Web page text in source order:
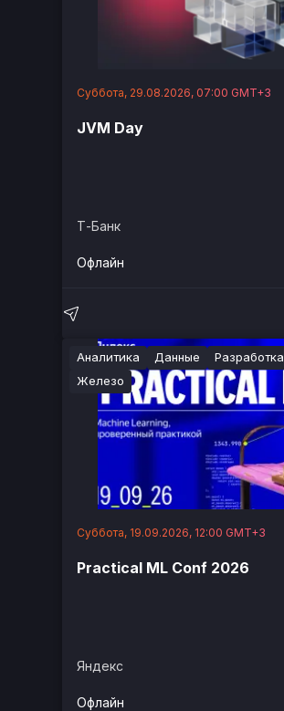
Суббота, 29.08.2026, 07:00 GMT+3
JVM Day
Т-Банк
Офлайн
Аналитика Данные Разработка
Железо
Суббота, 19.09.2026, 12:00 GMT+3
Practical ML Conf 2026
Яндекс
Офлайн